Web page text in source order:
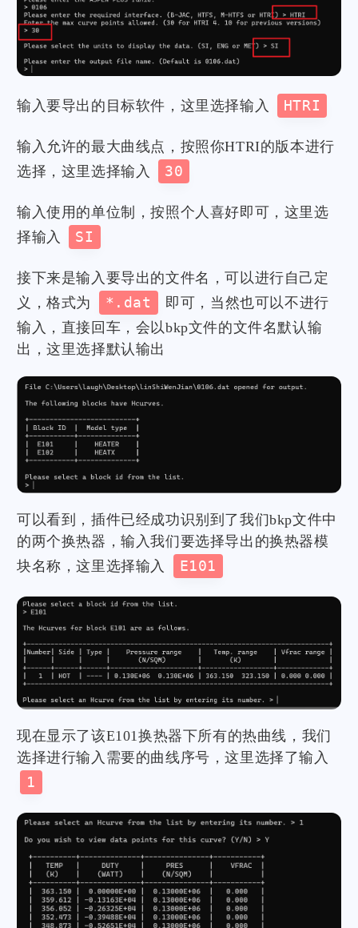
输入要导出的目标软件，这里选择输入 HTRI
输入允许的最大曲线点，按照你HTRI的版本进行
选择，这里选择输入
30
输入使用的单位制，按照个人喜好即可，这里选
择输入
SI
接下来是输入要导出的文件名，可以进行自己定
义，格式为
*.dat
即可，当然也可以不进行
输入，直接回车，会以bkp文件的文件名默认输
出，这里选择默认输出
可以看到，插件已经成功识别到了我们bkp文件中
的两个换热器，输入我们要选择导出的换热器模
块名称，这里选择输入
E101
现在显示了该E101换热器下所有的热曲线，我们
选择进行输入需要的曲线序号，这里选择了输入
1